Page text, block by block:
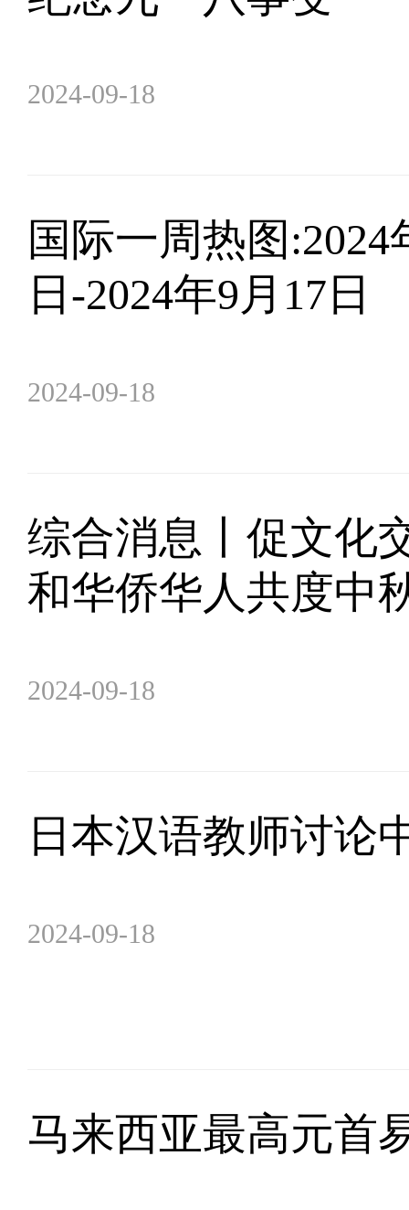
2024-09-18
国际一周热图:2024
日-2024年9月17日
2024-09-18
综合消息丨促文
和华侨华人共度中
2024-09-18
日本汉语教师讨论
2024-09-18
马来西亚最高元首